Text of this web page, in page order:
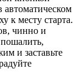
к месту старта.
чинно и
пошалить,
и заставьте